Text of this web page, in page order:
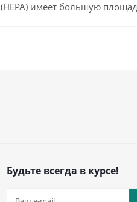
имеет большую
Будьте всегда в курсе!